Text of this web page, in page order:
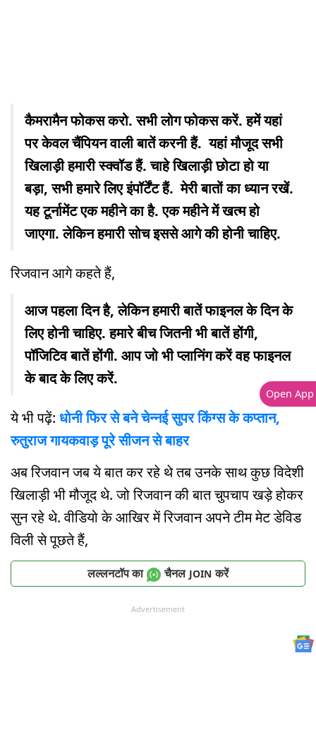
कैमरामैन फोकस करो. सभी लोग फोकस करें. हमें यहां
पर केवल चैंपियन वाली बातें करनी हैं. यहां मौजूद सभी
खिलाड़ी हमारी स्क्वॉड हैं. चाहे खिलाड़ी छोटा हो या
बड़ा, सभी हमारे लिए इंपॉर्टेंट हैं. मेरी बातों का ध्यान रखें.
यह टूर्नामेंट एक महीने का है. एक महीने में खत्म हो
जाएगा. लेकिन हमारी सोच इससे आगे की होनी चाहिए.
रिजवान आगे कहते हैं,
आज पहला दिन है, लेकिन हमारी बातें फाइनल के दिन के
लिए होनी चाहिए. हमारे बीच जितनी भी बातें होंगी,
पॉजिटिव बातें होंगी. आप जो भी प्लानिंग करें वह फाइनल
के बाद के लिए करें.
ये भी पढ़ें: धोनी फिर से बने चेन्नई सुपर किंग्स के कप्तान,
रुतुराज गायकवाड़ पूरे सीजन से बाहर
अब रिजवान जब ये बात कर रहे थे तब उनके साथ कुछ विदेशी
खिलाड़ी भी मौजूद थे. जो रिजवान की बात चुपचाप खड़े होकर
सुन रहे थे. वीडियो के आखिर में रिजवान अपने टीम मेट डेविड
विली से पूछते हैं,
लल्लनटॉप का चैनल JOIN करें
Advertisement
Open App